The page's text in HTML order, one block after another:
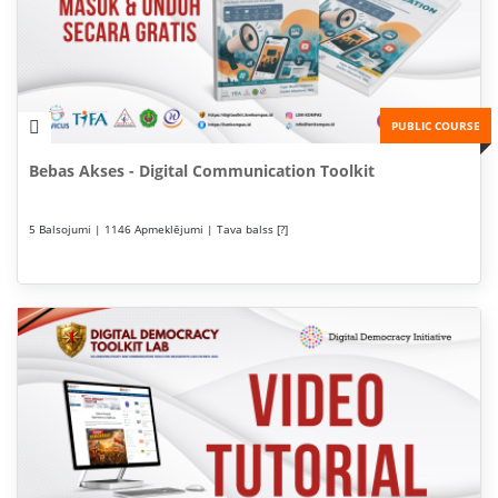
PUBLIC COURSE
Bebas Akses - Digital Communication Toolkit
5 Balsojumi | 1146 Apmeklējumi | Tava balss [?]